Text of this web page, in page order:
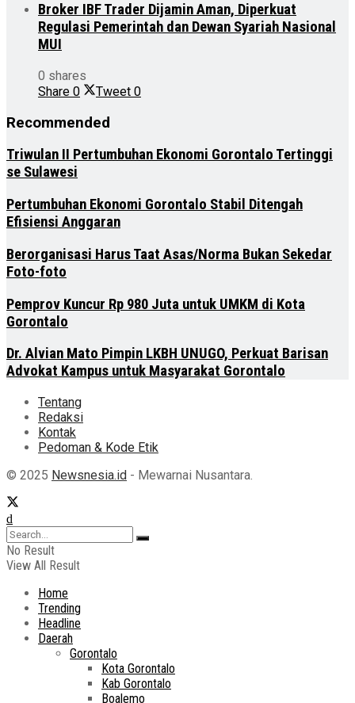
Broker IBF Trader Dijamin Aman, Diperkuat
Regulasi Pemerintah dan Dewan Syariah Nasional
MUI
0 shares
Share 0 Tweet 0
Recommended
Triwulan II Pertumbuhan Ekonomi Gorontalo Tertinggi
se Sulawesi
Pertumbuhan Ekonomi Gorontalo Stabil Ditengah
Efisiensi Anggaran
Berorganisasi Harus Taat Asas/Norma Bukan Sekedar
Foto-foto
Pemprov Kuncur Rp 980 Juta untuk UMKM di Kota
Gorontalo
Dr. Alvian Mato Pimpin LKBH UNUGO, Perkuat Barisan
Advokat Kampus untuk Masyarakat Gorontalo
Tentang
Redaksi
Kontak
Pedoman & Kode Etik
© 2025 Newsnesia.id - Mewarnai Nusantara.
No Result
View All Result
Home
Trending
Headline
Daerah
Gorontalo
Kota Gorontalo
Kab Gorontalo
Boalemo